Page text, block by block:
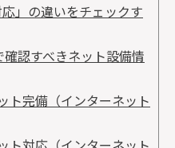
応」の違いをチェックす
認すべきネット設備情
ト完備（インターネット